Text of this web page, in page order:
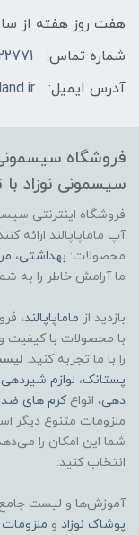
هفت روز هفته از ساعت 9 تا 21 پاسخگوی
شماره تماس:
آدرس ایمیل:
فروشگاه سیسمونی
سیسمونی نوزاد
فروشگاه اینترنتی
آپ ماماپاپالند ارائه
محصولات: بهداشتی،
ما آرامش خاطر را به
بازدید از ماماپاپالند،
با محصولات با کیفیت
را با ما تجربه کنید.
پستانک، لوازم شیردهی
دهی، انواعکرم های
ملزومات متنوع دیگر
شما این امکان را
انتخاب کنید.
آموزش‌ها و لیست
پوشاک نوزاد و ملزومات